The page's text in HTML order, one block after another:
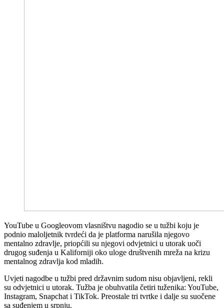
YouTube u Googleovom vlasništvu nagodio se u tužbi koju je
podnio maloljetnik tvrdeći da je platforma narušila njegovo
mentalno zdravlje, priopćili su njegovi odvjetnici u utorak uoči
drugog suđenja u Kaliforniji oko uloge društvenih mreža na krizu
mentalnog zdravlja kod mladih.
Uvjeti nagodbe u tužbi pred državnim sudom nisu objavljeni, rekli
su odvjetnici u utorak. Tužba je obuhvatila četiri tuženika: YouTube,
Instagram, Snapchat i TikTok. Preostale tri tvrtke i dalje su suočene
sa suđenjem u srpnju.